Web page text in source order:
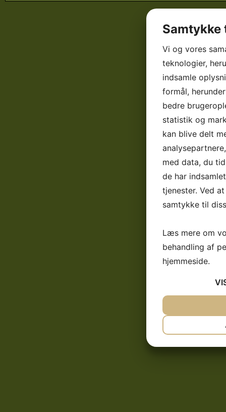
Vi og vores
teknologier,
indsamle
formål,
bedre
statistik og
kan blive delt
med data, du
de har
tjenester. Ved
samtykke til
Læs mere om
behandling af
hjemmeside.